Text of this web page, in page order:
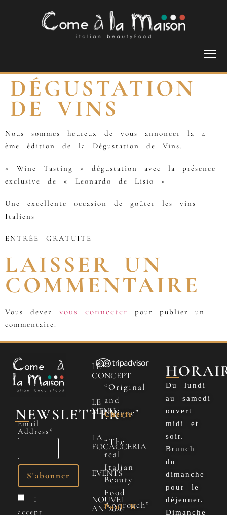
DÉGUSTATION
DE VINS
Nous sommes heureux de vous annoncer la 4
ème édition de la Dégustation de Vins.
« Wine Tasting » dégustation avec la présence
exclusive de « Leonardo de Lisio »
Une excellente occasion de goûter les vins
Italiens
ENTRÉE GRATUITE
LAISSER UN
COMMENTAIRE
Vous devez vous connecter
pour publier un
commentaire.
NEWSLETTER
Email
Address*
I
accept
LE
CONCEPT
LE
MENU
LA
FOCACCERIA
EVENTS
NOUVEL
AN 2026
“Original
and
Unique”
Cherfr
“The
real
Italian
Beauty
Food
Approach”
Paul K
Du lundi
au samedi
ouvert
midi et
soir.
Brunch
du
dimanche
pour le
déjeuner.
Dimanche